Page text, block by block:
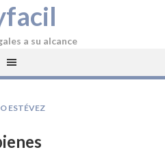
a su alcance
ESTÉVEZ